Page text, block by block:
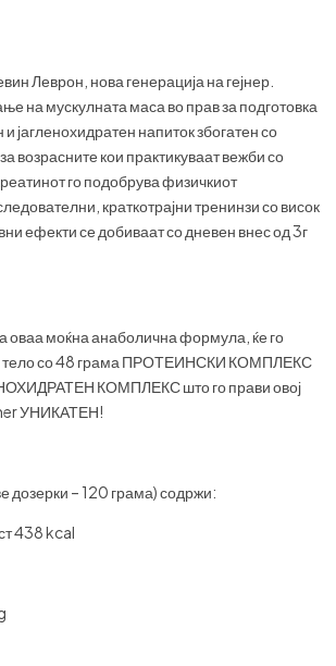
Леврон, нова генерација на гејнер.
на мускулната маса во прав за подготовка
јагленохидратен напиток збогатен со
возрасните кои практикуваат вежби со
го подобрува физичкиот
краткотрајни тренинзи со висок
ефекти се добиваат со дневен внес од 3г
оваа моќна анаболична формула, ќе го
тело со 48 грама ПРОТЕИНСКИ КОМПЛЕКС
КОМПЛЕКС што го прави овој
УНИКАТЕН!
дозерки – 120 грама) содржи:
438 kcal